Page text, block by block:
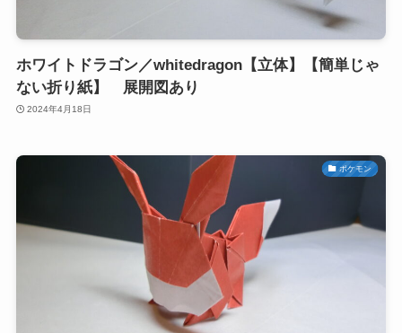
ホワイトドラゴン／whitedragon【立体】【簡単じゃ
ない折り紙】 展開図あり
2024年4月18日
ポケモン